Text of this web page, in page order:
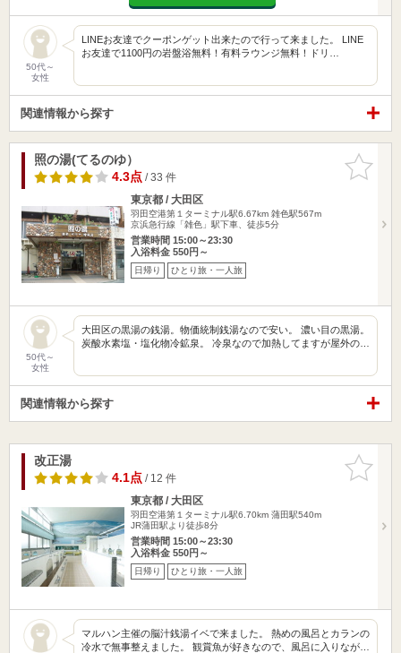
50代～
女性
LINEお友達でクーポンゲット出来たので行って来ました。 LINE
お友達で1100円の岩盤浴無料！有料ラウンジ無料！ドリ…
関連情報から探す
お気に入
りに追加
照の湯(てるのゆ）
4.3点/ 33 件
東京都 / 大田区
羽田空港第１ターミナル駅6.67km 雑色駅567m
京浜急行線「雑色」駅下車、徒歩5分
営業時間 15:00～23:30
入浴料金 550円～
日帰り ひとり旅・一人旅
50代～
女性
大田区の黒湯の銭湯。物価統制銭湯なので安い。 濃い目の黒湯。
炭酸水素塩・塩化物冷鉱泉。 冷泉なので加熱してますが屋外の…
関連情報から探す
お気に入
りに追加
改正湯
4.1点/ 12 件
東京都 / 大田区
羽田空港第１ターミナル駅6.70km 蒲田駅540m
JR蒲田駅より徒歩8分
営業時間 15:00～23:30
入浴料金 550円～
日帰り ひとり旅・一人旅
マルハン主催の脳汁銭湯イベで来ました。 熱めの風呂とカランの
冷水で無事整えました。 観賞魚が好きなので、風呂に入りなが…